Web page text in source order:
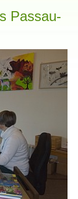
Passau-